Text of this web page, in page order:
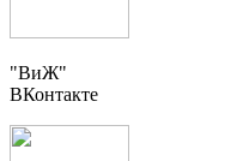
"ВиЖ"
ВКонтакте